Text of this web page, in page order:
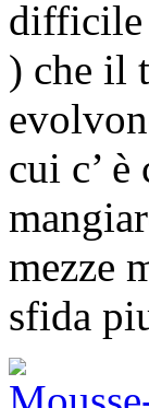
difficile
) che il
cui c’
mezze
sfida